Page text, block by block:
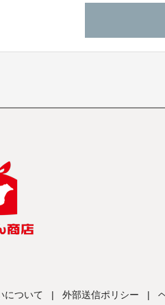
について | 外部送信ポリシー |